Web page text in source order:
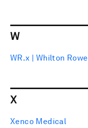
W
WR.x | Whilton Rowe
X
Xenco Medical